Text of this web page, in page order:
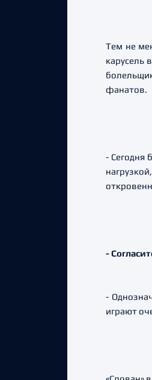
Тем не
карусель
фанатов.
- Сегодня
-
-
играют